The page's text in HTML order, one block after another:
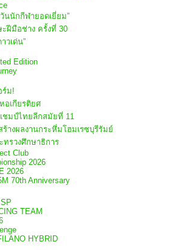
นนักกีฬายอดเยี่ยม”
ฝีมือช่าง ครั้งที่ 30
วเด่น”
Edition
ร์ม!
อเกียรติยศ
ชมป์ไทยลีกสมัยที่ 11
างผลงานกระหึ่มโฮมเรซบุรีรัมย์
รวงศึกษาธิการ
Club
2026
2026
70th Anniversary
TEAM
HYBRID